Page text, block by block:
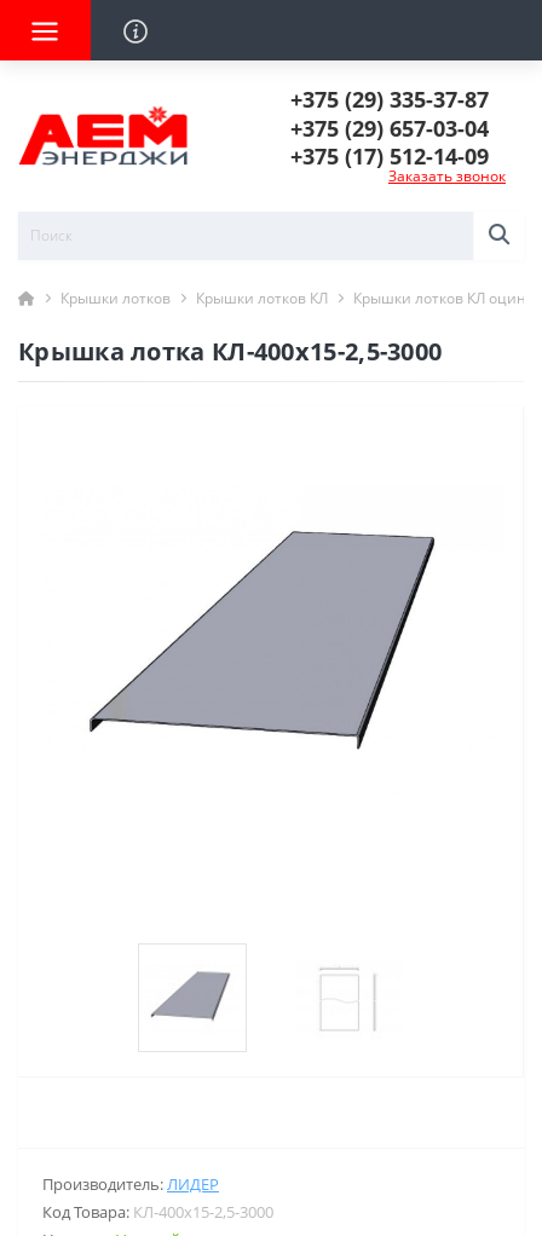
+375 (29) 335-37-87
+375 (29) 657-03-04
+375 (17) 512-14-09
Заказать звонок
Крышки лотков Крышки лотков КЛ Крышки лотков КЛ
Крышка лотка КЛ-400х15-2,5-3000
Производитель:ЛИДЕР
Код Товара: КЛ-400х15-2,5-3000